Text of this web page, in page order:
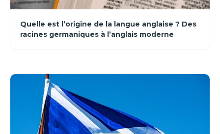
Quelle est l’origine de la langue anglaise ? Des
racines germaniques à l’anglais moderne